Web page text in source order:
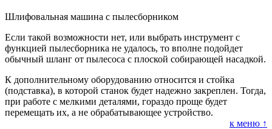
Шлифовальная машина с пылесборником
Если такой возможности нет, или выбрать инструмент с
функцией пылесборника не удалось, то вполне подойдет
обычный шланг от пылесоса с плоской собирающей насадкой.
К дополнительному оборудованию относится и стойка
(подставка), в которой станок будет надежно закреплен. Тогда,
при работе с мелкими деталями, гораздо проще будет
перемещать их, а не обрабатывающее устройство.
к меню ↑